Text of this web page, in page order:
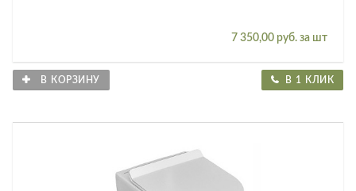
7 350,00 руб. за шт
В КОРЗИНУ В 1 КЛИК